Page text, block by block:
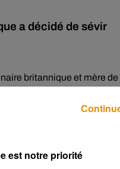
a décidé de sévir
britannique et mère de
programme ?
afin de le faire réagir par lui-
son compte Twitter afin
est notre priorité